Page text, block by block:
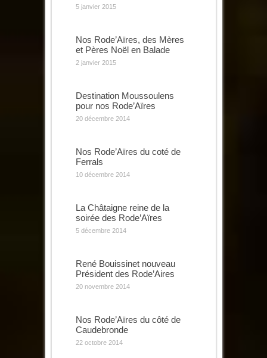
5 janvier 2015
Nos Rode’Aïres, des Mères
et Pères Noël en Balade
2 janvier 2015
Destination Moussoulens
pour nos Rode’Aïres
20 décembre 2014
Nos Rode’Aïres du coté de
Ferrals
10 décembre 2014
La Châtaigne reine de la
soirée des Rode’Aïres
5 décembre 2014
René Bouissinet nouveau
Président des Rode’Aires
20 novembre 2014
Nos Rode’Aïres du côté de
Caudebronde
22 octobre 2014